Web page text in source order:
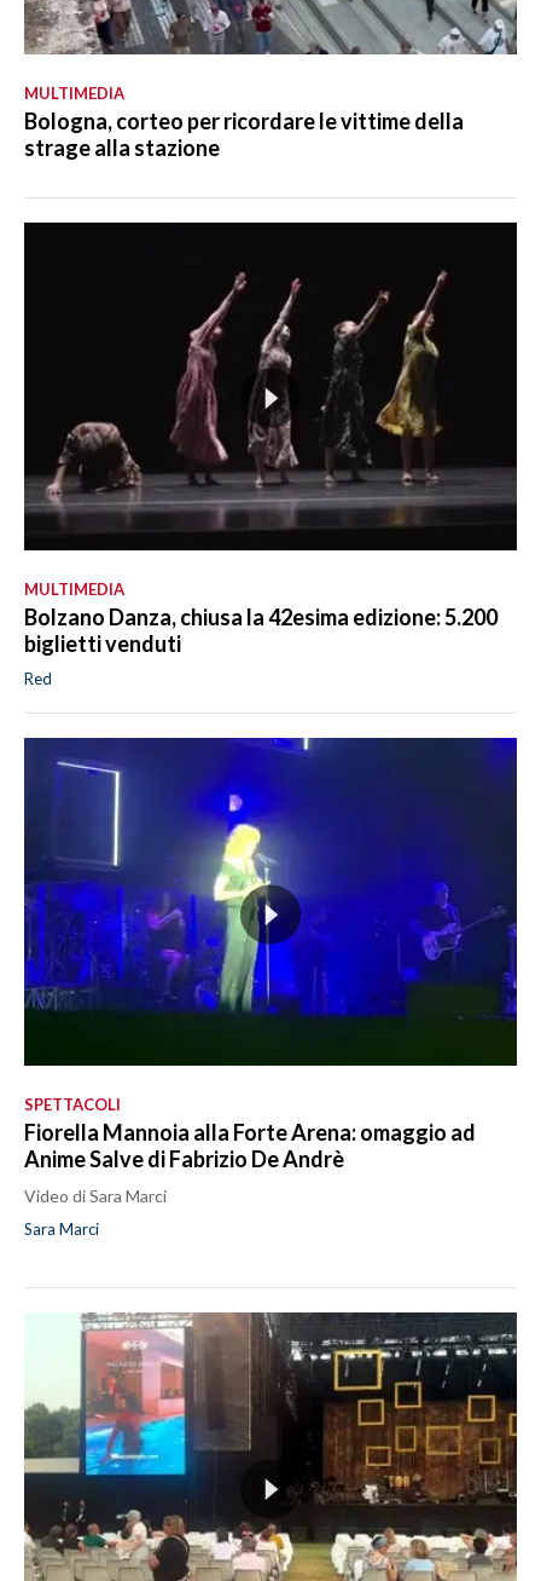
MULTIMEDIA
Bologna, corteo per ricordare le vittime della
strage alla stazione
MULTIMEDIA
Bolzano Danza, chiusa la 42esima edizione: 5.200
biglietti venduti
Red
SPETTACOLI
Fiorella Mannoia alla Forte Arena: omaggio ad
Anime Salve di Fabrizio De Andrè
Video di Sara Marci
Sara Marci